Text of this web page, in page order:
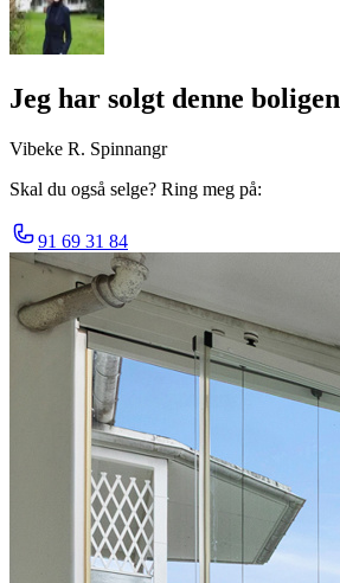
Jeg har solgt denne boligen
Vibeke R. Spinnangr
Skal du også selge? Ring meg på:
91 69 31 84